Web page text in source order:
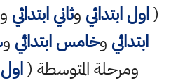
(اول ابتدائي وثاني ابتدائي
ابتدائي وخامس ابتدائي و
ومرحلة المتوسطة (